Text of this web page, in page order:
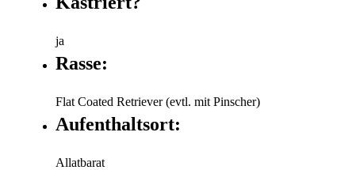
ja
Rasse:
Flat Coated Retriever (evtl. mit Pinscher)
Aufenthaltsort:
Allatbarat